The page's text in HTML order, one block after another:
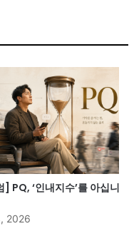
] PQ, ‘인내지수’를 아십니
2026